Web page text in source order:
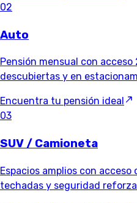
02
Auto
Pensión mensual con
descubiertas y en
Encuentra tu pensión ideal
03
SUV / Camioneta
Espacios amplios con
techadas y seguridad